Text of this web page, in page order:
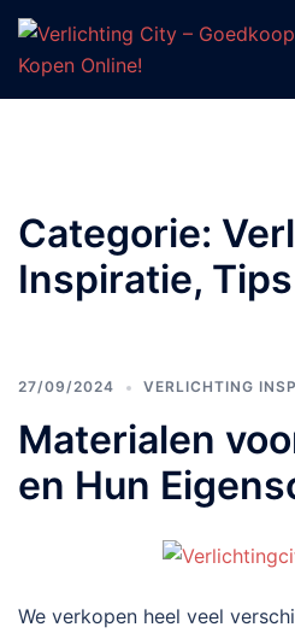
Ga
de
Categorie:
Inspiratie,
27/09/2024 VERLICHTING
Materialen
en Hun
We verkopen heel veel